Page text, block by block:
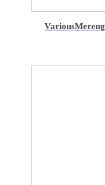
Various